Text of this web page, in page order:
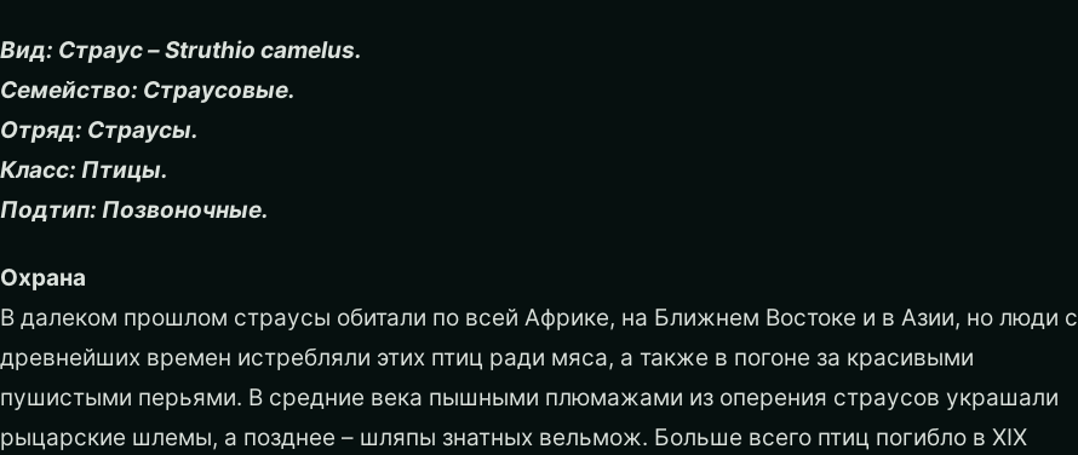
Вид: Страус – Struthio camelus.
Семейство: Страусовые.
Отряд: Страусы.
Класс: Птицы.
Подтип: Позвоночные.
Охрана
В далеком прошлом страусы обитали по всей Африке, на Ближнем Востоке и в Азии, но люди с
древнейших времен истребляли этих птиц ради мяса, а также в погоне за красивыми
пушистыми перьями. В средние века пышными плюмажами из оперения страусов украшали
рыцарские шлемы, а позднее – шляпы знатных вельмож. Больше всего птиц погибло в XIX